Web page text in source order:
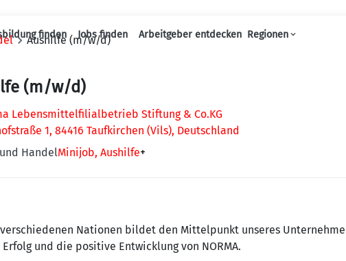
Haupt-Navigation
finden Jobs finden Arbeitgeber entdecken Regionen
Aushilfe (m/w/d)
(m/w/d)
Lebensmittelfilialbetrieb Stiftung & Co.KG
1, 84416 Taufkirchen (Vils), Deutschland
HandelMinijob, Aushilfe+
ver­schie­de­nen Na­tio­nen bildet den Mit­tel­punkt un­se­res
und die positive Entwicklung von NORMA.